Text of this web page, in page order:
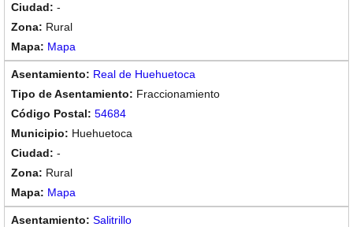
-
Rural
Mapa
Real de Huehuetoca
Fraccionamiento
54684
Huehuetoca
-
Rural
Mapa
Salitrillo